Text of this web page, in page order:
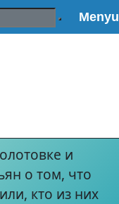
Menyu
и
о том, что
кто из них